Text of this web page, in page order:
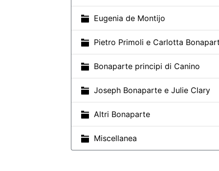
Eugenia de Montijo
Pietro Primoli e Carlotta
Bonaparte principi di Canino
Joseph Bonaparte e Julie Clary
Altri Bonaparte
Miscellanea